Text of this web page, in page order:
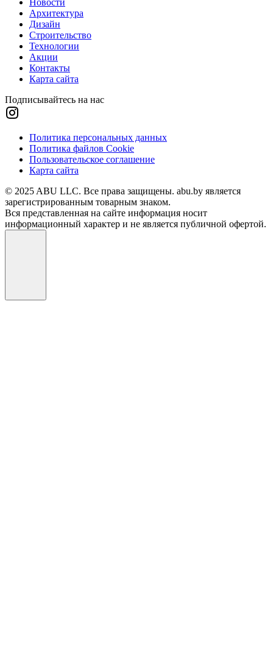
Новости
Архитектура
Дизайн
Строительство
Технологии
Акции
Контакты
Карта сайта
Подписывайтесь на нас
Политика персональных данных
Политика файлов Cookie
Пользовательское соглашение
Карта сайта
© 2025 ABU LLC. Все права защищены. abu.by является
зарегистрированным товарным знаком.
Вся представленная на сайте информация носит
информационный характер и не является публичной офертой.